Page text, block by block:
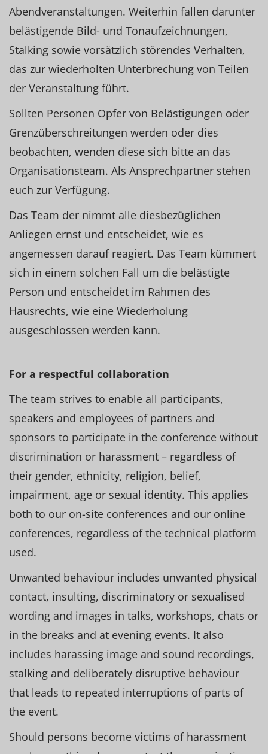
Abendveranstaltungen. Weiterhin fallen darunter
belästigende Bild- und Tonaufzeichnungen,
Stalking sowie vorsätzlich störendes Verhalten,
das zur wiederholten Unterbrechung von Teilen
der Veranstaltung führt.
Sollten Personen Opfer von Belästigungen oder
Grenzüberschreitungen werden oder dies
beobachten, wenden diese sich bitte an das
Organisationsteam. Als Ansprechpartner stehen
euch zur Verfügung.
Das Team der nimmt alle diesbezüglichen
Anliegen ernst und entscheidet, wie es
angemessen darauf reagiert. Das Team kümmert
sich in einem solchen Fall um die belästigte
Person und entscheidet im Rahmen des
Hausrechts, wie eine Wiederholung
ausgeschlossen werden kann.
For a respectful collaboration
The team strives to enable all participants,
speakers and employees of partners and
sponsors to participate in the conference without
discrimination or harassment – regardless of
their gender, ethnicity, religion, belief,
impairment, age or sexual identity. This applies
both to our on-site conferences and our online
conferences, regardless of the technical platform
used.
Unwanted behaviour includes unwanted physical
contact, insulting, discriminatory or sexualised
wording and images in talks, workshops, chats or
in the breaks and at evening events. It also
includes harassing image and sound recordings,
stalking and deliberately disruptive behaviour
that leads to repeated interruptions of parts of
the event.
Should persons become victims of harassment